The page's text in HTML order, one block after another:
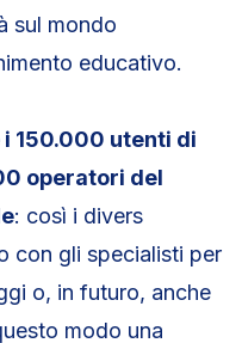
sul mondo
educativo.
i 150.000 utenti di
operatori del
: così i divers
con gli specialisti per
o, in futuro, anche
modo una